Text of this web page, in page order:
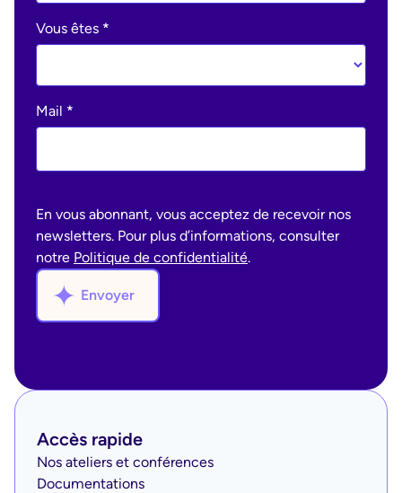
Vous êtes *
Mail *
En vous abonnant, vous acceptez de recevoir nos
newsletters. Pour plus d’informations, consulter
notre Politique de confidentialité.
Envoyer
Accès rapide
Nos ateliers et conférences
Documentations